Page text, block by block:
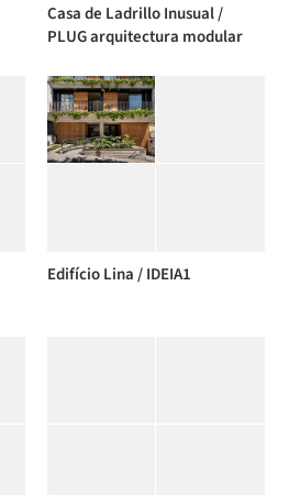
Casa de Ladrillo Inusual /
PLUG arquitectura modular
Edifício Lina / IDEIA1